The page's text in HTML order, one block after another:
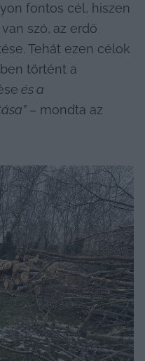
fontos cél, hiszen
szó, az erdő
Tehát ezen célok
történt a
és a
– mondta az